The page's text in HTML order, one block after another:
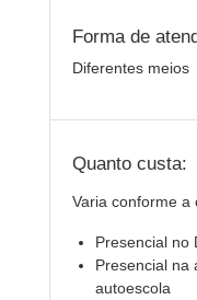
Forma de
Diferentes meios
Quanto custa:
Varia conforme a
Presencial
Presencial na
autoescola